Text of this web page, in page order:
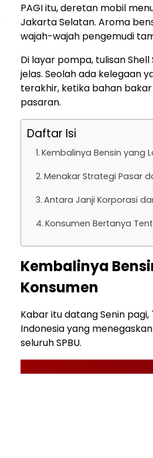
PAGI itu, deretan mobil
Jakarta Selatan. Aroma
wajah-wajah pengemudi
Di layar pompa, tulisan
jelas. Seolah ada kelegaan
terakhir, ketika bahan
pasaran.
Daftar Isi
Kembalinya Bensin yang
Menakar Strategi Pasar
Antara Janji Korporasi
Konsumen Bertanya
Kembalinya
Konsumen
Kabar itu datang Senin
Indonesia yang
seluruh SPBU.